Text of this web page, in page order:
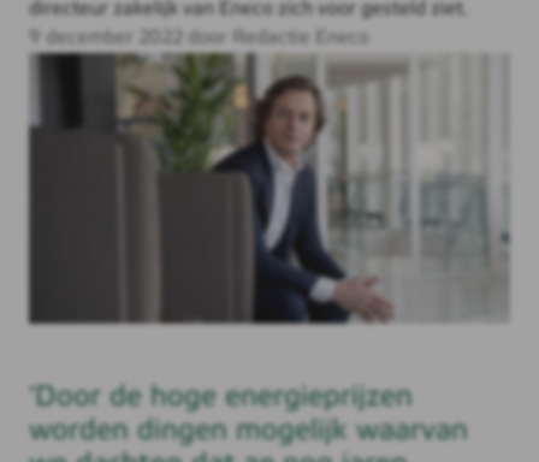
directeur zakelijk van Eneco zich voor gesteld ziet.
9 december 2022 door Redactie Eneco
'Door de hoge energieprijzen
worden dingen mogelijk waarvan